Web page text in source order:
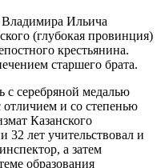
Владимира Ильича
(глубокая провинция)
крестьянина.
старшего брата.
с серебряной медалью
и со степенью
Казанского
32 лет учительствовал и
а затем
образования